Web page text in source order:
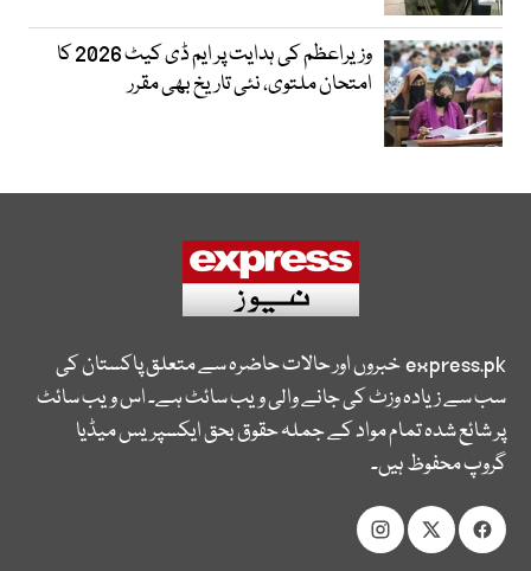
وزیراعظم کی ہدایت پر ایم ڈی کیٹ 2026 کا
امتحان ملتوی، نئی تاریخ بھی مقرر
express.pkخبروں اور حالات حاضرہ سے متعلق پاکستان کی
سب سے زیادہ وزٹ کی جانے والی ویب سائٹ ہے۔ اس ویب سائٹ
پر شائع شدہ تمام مواد کے جملہ حقوق بحق ایکسپریس میڈیا
گروپ محفوظ ہیں۔